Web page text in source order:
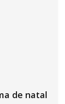
de natal